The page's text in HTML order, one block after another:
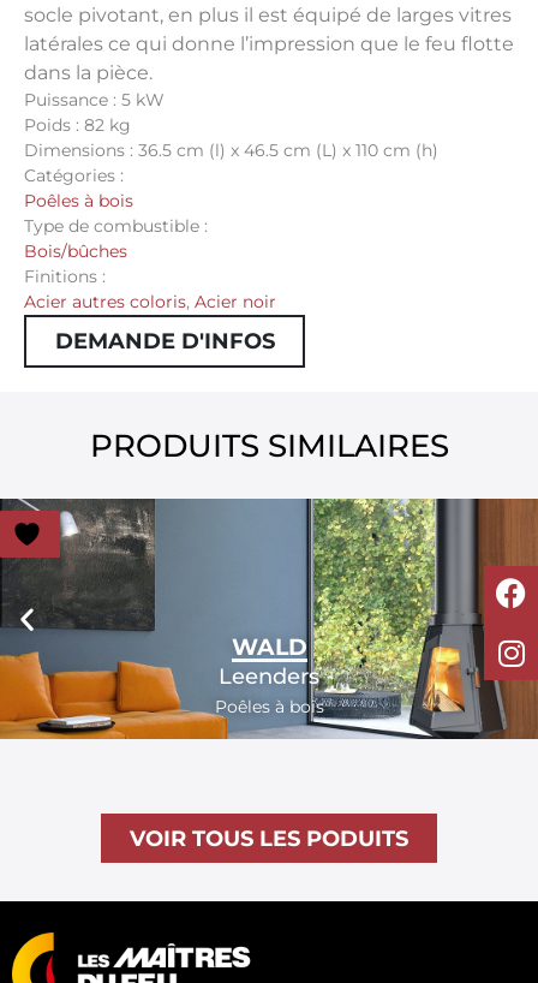
socle pivotant, en plus il est équipé de larges vitres
latérales ce qui donne l’impression que le feu flotte
dans la pièce.
Puissance : 5 kW
Poids : 82 kg
Dimensions : 36.5 cm (l) x 46.5 cm (L) x 110 cm (h)
Catégories :
Poêles à bois
Type de combustible :
Bois/bûches
Finitions :
Acier autres coloris, Acier noir
DEMANDE D'INFOS
PRODUITS SIMILAIRES
WALD
Leenders
Poêles à bois
VOIR TOUS LES PODUITS